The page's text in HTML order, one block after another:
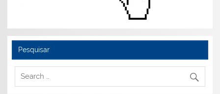
Pesquisar